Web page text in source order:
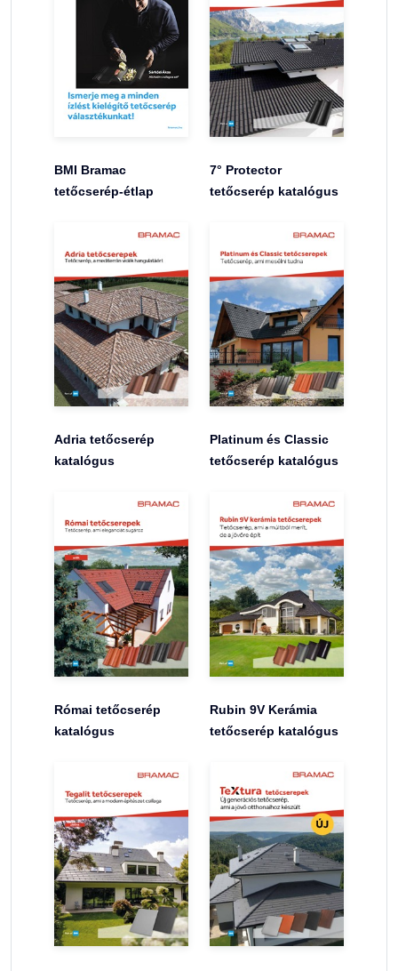
BMI Bramac
tetőcserép-étlap
7° Protector
tetőcserép katalógus
Adria tetőcserép
katalógus
Platinum és Classic
tetőcserép katalógus
Római tetőcserép
katalógus
Rubin 9V Kerámia
tetőcserép katalógus